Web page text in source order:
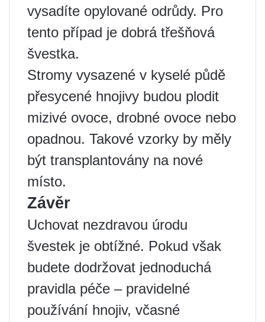
vysadíte opylované odrůdy. Pro
tento případ je dobrá třešňová
švestka.
Stromy vysazené v kyselé půdě
přesycené hnojivy budou plodit
mizivé ovoce, drobné ovoce nebo
opadnou. Takové vzorky by měly
být transplantovány na nové
místo.
Závěr
Uchovat nezdravou úrodu
švestek je obtížné. Pokud však
budete dodržovat jednoduchá
pravidla péče – pravidelné
používání hnojiv, včasné